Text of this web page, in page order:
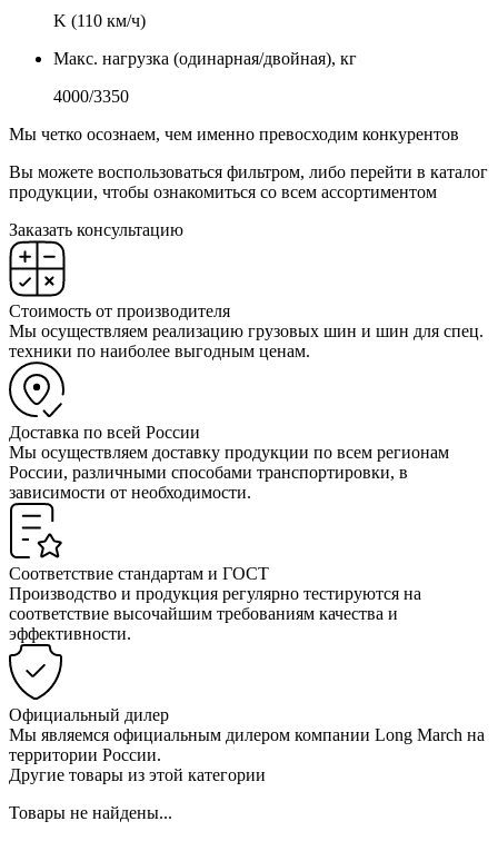
K (110 км/ч)
Макс. нагрузка (одинарная/двойная), кг
4000/3350
Мы четко осознаем, чем именно превосходим конкурентов
Вы можете воспользоваться фильтром, либо перейти в каталог
продукции, чтобы ознакомиться со всем ассортиментом
Заказать консультацию
Стоимость от производителя
Мы осуществляем реализацию грузовых шин и шин для спец.
техники по наиболее выгодным ценам.
Доставка по всей России
Мы осуществляем доставку продукции по всем регионам
России, различными способами транспортировки, в
зависимости от необходимости.
Соответствие стандартам и ГОСТ
Производство и продукция регулярно тестируются на
соответствие высочайшим требованиям качества и
эффективности.
Официальный дилер
Мы являемся официальным дилером компании Long March на
территории России.
Другие товары из этой категории
Товары не найдены...